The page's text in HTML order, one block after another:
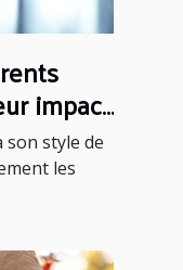
impact
son style de
les